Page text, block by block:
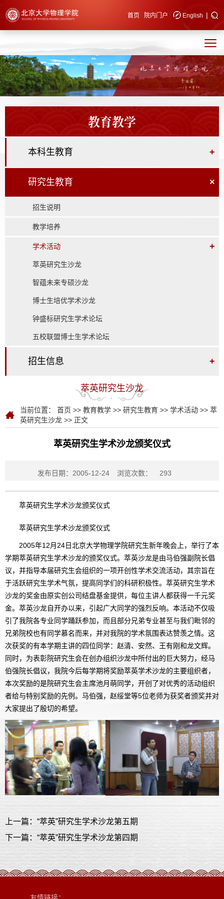
快速导航 首页 院内门户 English |
教育教学
本科生教育 +
研究生教育 ×
招生说明
教学培养
学术活动 +
萃英研究生沙龙
智蕴未来专硕沙龙
博士生培优学术沙龙
钟盛标研究生学术论坛
五校联盟博士生学术论坛
招生信息 +
萃英研究生沙龙
当前位置： 首页 >> 教育教学 >> 研究生教育 >> 学术活动 >> 萃
英研究生沙龙 >> 正文
萃英研究生学术沙龙颁奖仪式
发布日期：2005-12-24 浏览次数： 293
萃英研究生学术沙龙颁奖仪式
萃英研究生学术沙龙颁奖仪式
2005年12月24日北京大学物理学院研究生新年晚会上，举行了本
学期萃英研究生学术沙龙的颁奖仪式。萃英沙龙是由马伯强副院长倡
议，并指导本届研究生会组织的一项开创性学术交流活动，其宗旨在
于活跃研究生学术气氛，提高同学们的科研积极性。萃英研究生学术
沙龙的奖金由原实创公司结盘基金提供，每位主讲人都获得一千元奖
金。萃英沙龙自开办以来，引起广大同学的强烈反响。本活动不仅吸
引了我院各专业同学踊跃参加，而且部分兄弟专业甚至与我们毗邻的
兄弟院校也有同学慕名而来，并对我院的学术氛围表达赞羡之情。这
次获奖的有本学期主讲的四位同学：赵清、安然、王有刚和龙文辉。
同时，为表彰院研究生会在创办组织沙龙中所付出的巨大努力，经马
伯强院长倡议，我院今后每学期将奖励萃英学术沙龙的主要组织者，
本次奖励的是院研究生会主席池月萌同学，开创了对优秀的活动组织
者给与特别奖励的先例。马伯强，赵绥堂等5位老师为获奖者颁奖并对
大家提出了殷切的希望。
上一篇：“萃英”研究生学术沙龙第五期
下一篇：“萃英”研究生学术沙龙第四期
友情链接：